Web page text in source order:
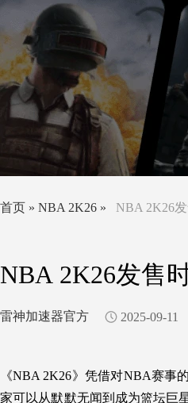
首页 » NBA 2K26 » NBA 2K26
NBA 2K26发售
雷神加速器官方 2025-09-11
《NBA 2K26》凭借对NBA赛事
家可以从默默无闻到成为篮坛巨